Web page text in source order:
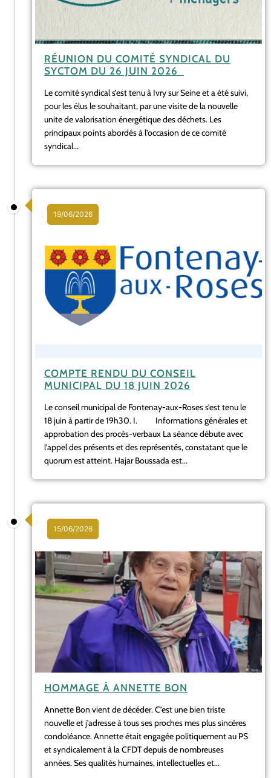
RÉUNION DU COMITÉ SYNDICAL DU
SYCTOM DU 26 JUIN 2026
Le comité syndical s’est tenu à Ivry sur Seine et a été suivi,
pour les élus le souhaitant, par une visite de la nouvelle
unite de valorisation énergétique des déchets. Les
principaux points abordés à l’occasion de ce comité
syndical...
19/06/2026
COMPTE RENDU DU CONSEIL
MUNICIPAL DU 18 JUIN 2026
Le conseil municipal de Fontenay-aux-Roses s’est tenu le
18 juin à partir de 19h30. I. Informations générales et
approbation des procès-verbaux La séance débute avec
l’appel des présents et des représentés, constatant que le
quorum est atteint. Hajar Boussada est...
15/06/2026
HOMMAGE À ANNETTE BON
Annette Bon vient de décéder. C’est une bien triste
nouvelle et j’adresse à tous ses proches mes plus sincères
condoléance. Annette était engagée politiquement au PS
et syndicalement à la CFDT depuis de nombreuses
années. Ses qualités humaines, intellectuelles et...